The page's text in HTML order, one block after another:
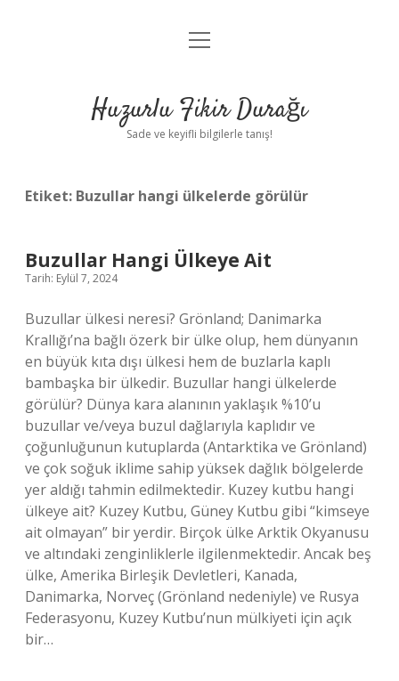
Anasayfa
Yasal Uyarı
menüyü
Huzurlu Fikir Durağı
Sade ve keyifli bilgilerle tanış!
Etiket: Buzullar hangi ülkelerde görülür
Buzullar Hangi Ülkeye Ait
Tarih: Eylül 7, 2024
Buzullar ülkesi neresi? Grönland; Danimarka
Krallığı’na bağlı özerk bir ülke olup, hem dünyanın
en büyük kıta dışı ülkesi hem de buzlarla kaplı
bambaşka bir ülkedir. Buzullar hangi ülkelerde
görülür? Dünya kara alanının yaklaşık %10’u
buzullar ve/veya buzul dağlarıyla kaplıdır ve
çoğunluğunun kutuplarda (Antarktika ve Grönland)
ve çok soğuk iklime sahip yüksek dağlık bölgelerde
yer aldığı tahmin edilmektedir. Kuzey kutbu hangi
ülkeye ait? Kuzey Kutbu, Güney Kutbu gibi “kimseye
ait olmayan” bir yerdir. Birçok ülke Arktik Okyanusu
ve altındaki zenginliklerle ilgilenmektedir. Ancak beş
ülke, Amerika Birleşik Devletleri, Kanada,
Danimarka, Norveç (Grönland nedeniyle) ve Rusya
Federasyonu, Kuzey Kutbu’nun mülkiyeti için açık
bir…